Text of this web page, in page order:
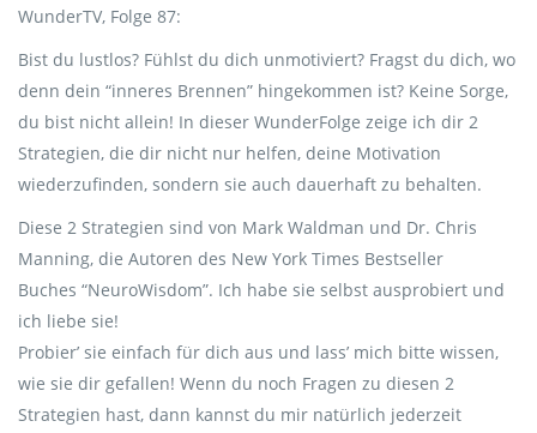
WunderTV, Folge 87:
Bist du lustlos? Fühlst du dich unmotiviert? Fragst du dich, wo
denn dein “inneres Brennen” hingekommen ist? Keine Sorge,
du bist nicht allein! In dieser WunderFolge zeige ich dir 2
Strategien, die dir nicht nur helfen, deine Motivation
wiederzufinden, sondern sie auch dauerhaft zu behalten.
Diese 2 Strategien sind von Mark Waldman und Dr. Chris
Manning, die Autoren des New York Times Bestseller
Buches “NeuroWisdom”. Ich habe sie selbst ausprobiert und
ich liebe sie!
Probier’ sie einfach für dich aus und lass’ mich bitte wissen,
wie sie dir gefallen! Wenn du noch Fragen zu diesen 2
Strategien hast, dann kannst du mir natürlich jederzeit